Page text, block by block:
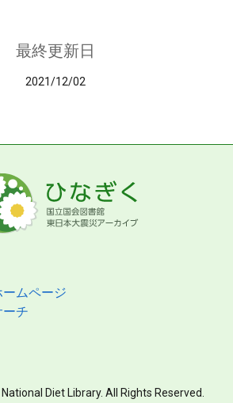
最終更新日
2021/12/02
ムページ
チ
Diet Library. All Rights Reserved.